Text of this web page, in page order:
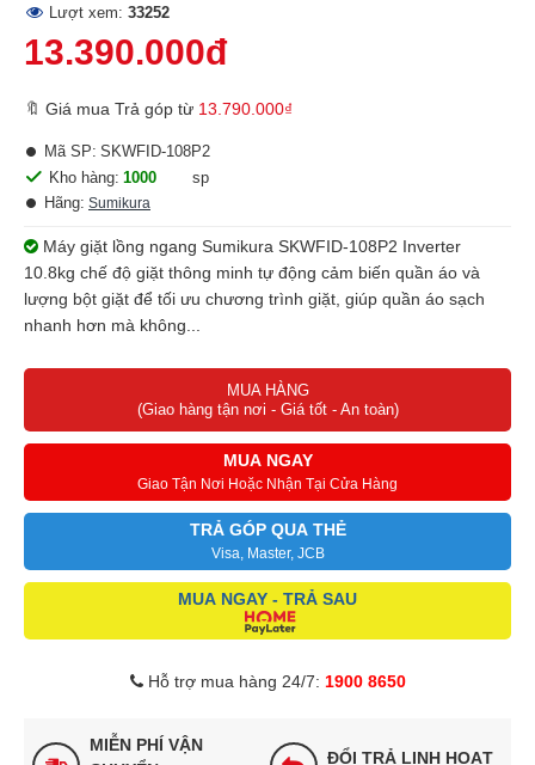
Lượt xem: 33252
13.390.000đ
🔖 Giá mua Trả góp từ 13.790.000₫
Kho hàng: 1000
sp
Hãng: Sumikura
Mã SP: SKWFID-108P2
Máy giặt lồng ngang Sumikura SKWFID-108P2 Inverter
10.8kg chế độ giặt thông minh tự động cảm biến quần áo và
lượng bột giặt để tối ưu chương trình giặt, giúp quần áo sạch
nhanh hơn mà không...
MUA HÀNG
(Giao hàng tận nơi - Giá tốt - An toàn)
MUA NGAY
Giao Tận Nơi Hoặc Nhận Tại Cửa Hàng
TRẢ GÓP QUA THẺ
Visa, Master, JCB
MUA NGAY - TRẢ SAU
Hỗ trợ mua hàng 24/7: 1900 8650
MIỄN PHÍ VẬN
ĐỔI TRẢ LINH HOẠT